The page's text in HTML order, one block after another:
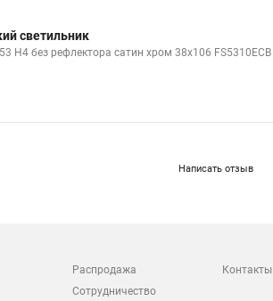
светильник
H4 без рефлектора сатин хром 38х106 FS5310ECB
Написать отзыв
Распродажа
Сотрудничество
Контакты